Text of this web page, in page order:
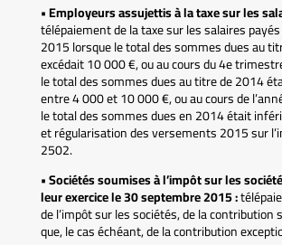
• Employeurs assujettis à la taxe sur les
télépaiement de la taxe sur les salaires
2015 lorsque le total des sommes dues au
excédait 10 000 €, ou au cours du 4e
le total des sommes dues au titre de 2014
entre 4 000 et 10 000 €, ou au cours de
le total des sommes dues en 2014 était
et régularisation des versements 2015 sur
2502.
• Sociétés soumises à l’impôt sur les
leur exercice le 30 septembre 2015 :
de l’impôt sur les sociétés, de la contribution
que, le cas échéant, de la contribution